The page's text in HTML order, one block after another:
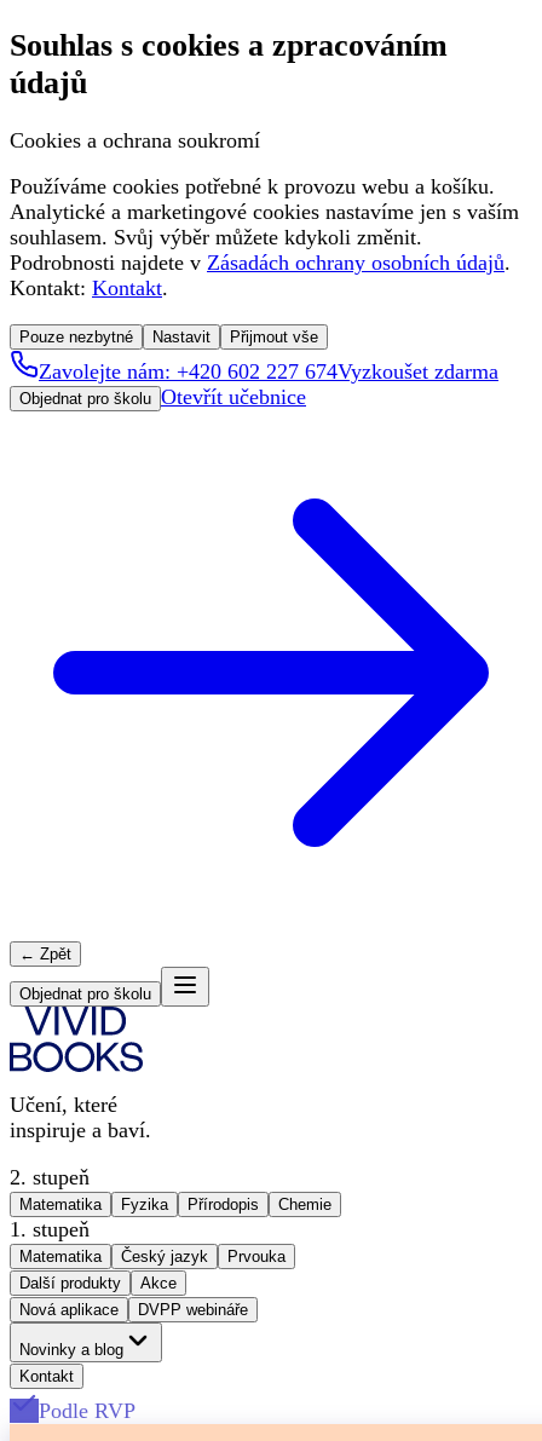
Souhlas s cookies a zpracováním
údajů
Cookies a ochrana soukromí
Používáme cookies potřebné k provozu webu a košíku.
Analytické a marketingové cookies nastavíme jen s vaším
souhlasem. Svůj výběr můžete kdykoli změnit.
Podrobnosti najdete v Zásadách ochrany osobních údajů.
Kontakt: Kontakt.
Pouze nezbytné Nastavit Přijmout vše
Zavolejte nám: +420 602 227 674Vyzkoušet zdarma
Objednat pro školu Otevřít učebnice
← Zpět
Objednat pro školu
Učení, které
inspiruje a baví.
2. stupeň
Matematika Fyzika Přírodopis Chemie
1. stupeň
Matematika Český jazyk
Prvouka
Další produkty
Akce
Nová aplikace
DVPP webináře
Novinky a blog
Kontakt
Podle RVP